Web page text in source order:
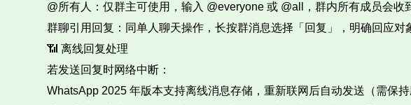
@所有人：仅群主可使用，输入 @everyone 或 @all，群内所有成员会收
群聊引用回复：同单人聊天操作，长按群消息选择「回复」，明确回应对
📶 离线回复处理​
若发送回复时网络中断：​
WhatsApp 2025 年版本支持离线消息存储，重新联网后自动发送（需保持